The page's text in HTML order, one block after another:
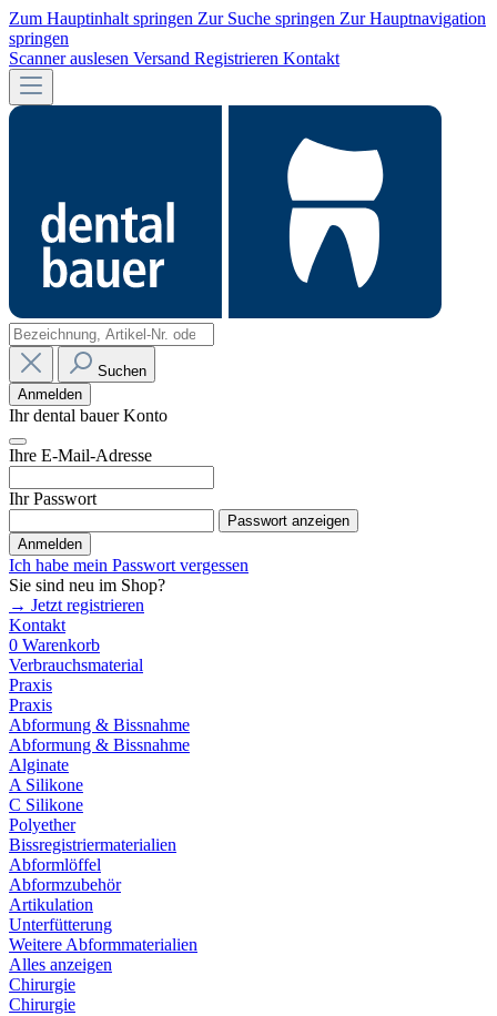
Zum Hauptinhalt springen Zur Suche springen Zur Hauptnavigation
springen
Scanner auslesen Versand Registrieren Kontakt
Suchen
Anmelden
Ihr dental bauer Konto
Ihre E-Mail-Adresse
Ihr Passwort
Passwort anzeigen
Anmelden
Ich habe mein Passwort vergessen
Sie sind neu im Shop?
→ Jetzt registrieren
Kontakt
0 Warenkorb
Verbrauchsmaterial
Praxis
Praxis
Abformung & Bissnahme
Abformung & Bissnahme
Alginate
A Silikone
C Silikone
Polyether
Bissregistriermaterialien
Abformlöffel
Abformzubehör
Artikulation
Unterfütterung
Weitere Abformmaterialien
Alles anzeigen
Chirurgie
Chirurgie